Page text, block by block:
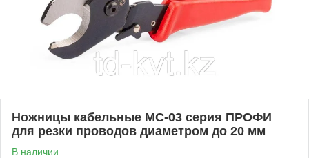
Ножницы кабельные MC-03 серия ПРОФИ
для резки проводов диаметром до 20 мм
В наличии